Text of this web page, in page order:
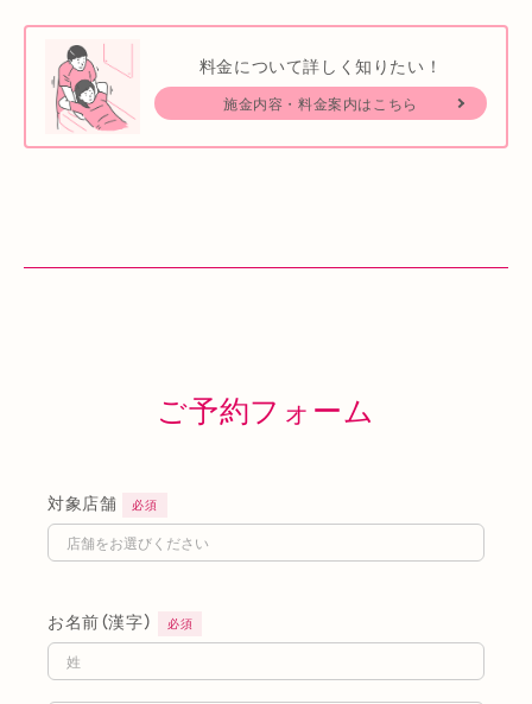
料金について詳しく知りたい！
施金内容・料金案内はこちら
ご予約フォーム
対象店舗 必須
お名前（漢字） 必須